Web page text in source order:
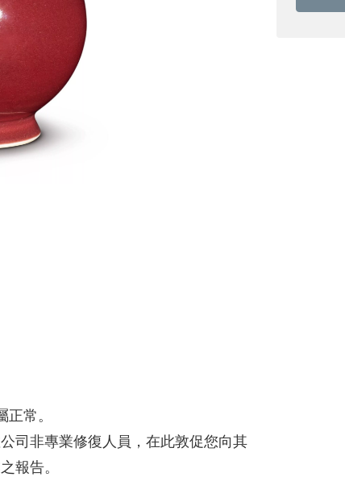
常。
司非專業修復人員，在此敦促您向其
報告。